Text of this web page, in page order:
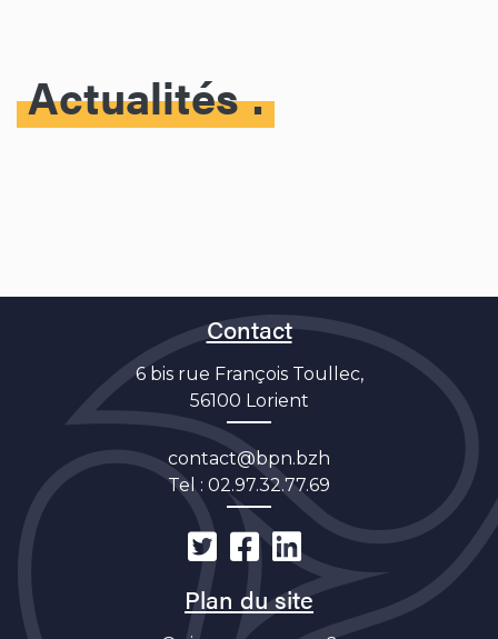
Actualités
Contact
6 bis rue François Toullec,
56100 Lorient
contact@bpn.bzh
Tel : 02.97.32.77.69
Plan du site